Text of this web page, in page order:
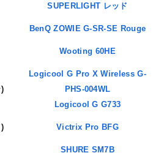
SUPERLIGHT レッド
BenQ ZOWIE G-SR-SE Rouge
Wooting 60HE
Logicool G Pro X Wireless G-
PHS-004WL
Logicool G G733
Victrix Pro BFG
SHURE SM7B